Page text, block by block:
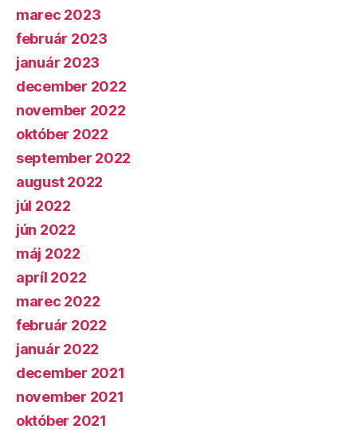
marec 2023
február 2023
január 2023
december 2022
november 2022
október 2022
september 2022
august 2022
júl 2022
jún 2022
máj 2022
apríl 2022
marec 2022
február 2022
január 2022
december 2021
november 2021
október 2021